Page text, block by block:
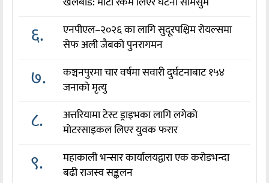
६.
एनपीएल–२०२६ का लागि सुदूरपश्चिम रोयल्समा
सेफ अली जैबको पुनरागमन
७.
कञ्चनपुरमा चार वर्षमा सवारी दुर्घटनाबाट १५४
जनाको मृत्यु
८.
अत्तरियामा टेस्ट ड्राइभका लागि लगेको
मोटरसाइकल लिएर युवक फरार
९.
महाकाली भन्सार कार्यालयद्वारा एक करोडभन्दा
बढी राजस्व सङ्कलन